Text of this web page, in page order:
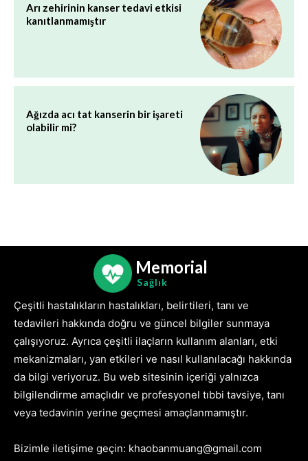
Arı zehirinin kanser tedavi etkisi
kanıtlanmamıştır
Ağızda acı tat kanserin bir işareti
olabilir mi?
Memorial
Sağlık
Çeşitli hastalıkların hastalıkları, belirtileri, tanı ve
tedavileri hakkında doğru ve güncel bilgiler sunmaya
çalışıyoruz. Ayrıca çeşitli ilaçların kullanım alanları, etki
mekanizmaları, yan etkileri ve nasıl kullanılacağı hakkında
da bilgi veriyoruz. Bu web sitesinin içeriği yalnızca
bilgilendirme amaçlıdır ve profesyonel tıbbi tavsiye, tanı
veya tedavinin yerine geçmesi amaçlanmamıştır.
Bizimle iletişime geçin: khaobanmuang@gmail.com